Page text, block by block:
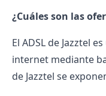
¿Cuáles son las
El ADSL de Jazztel
internet mediante
de Jazztel se